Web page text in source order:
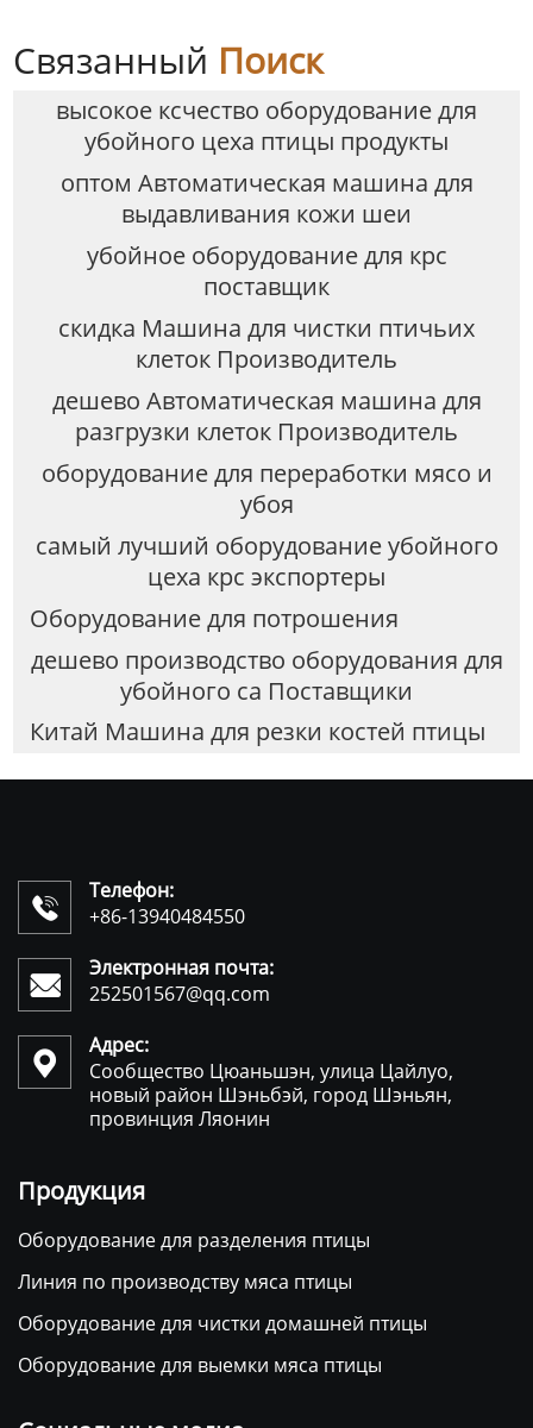
Связанный Поиск
высокое ксчество оборудование для
убойного цеха птицы продукты
оптом Автоматическая машина для
выдавливания кожи шеи
убойное оборудование для крс
поставщик
скидка Машина для чистки птичьих
клеток Производитель
дешево Автоматическая машина для
разгрузки клеток Производитель
оборудование для переработки мясо и
убоя
самый лучший оборудование убойного
цеха крс экспортеры
Оборудование для потрошения
дешево производство оборудования для
убойного са Поставщики
Китай Машина для резки костей птицы

Телефон:
+86-13940484550

Электронная почта:
252501567@qq.com

Адрес:
Сообщество Цюаньшэн, улица Цайлуо,
новый район Шэньбэй, город Шэньян,
провинция Ляонин
Продукция
Оборудование для разделения птицы
Линия по производству мяса птицы
Оборудование для чистки домашней птицы
Оборудование для выемки мяса птицы